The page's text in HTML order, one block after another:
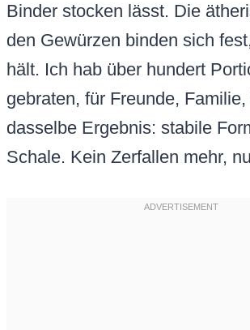
Binder stocken lässt. Die
den Gewürzen binden sich
hält. Ich hab über hundert
gebraten, für Freunde,
dasselbe Ergebnis: stabile
Schale. Kein Zerfallen mehr,